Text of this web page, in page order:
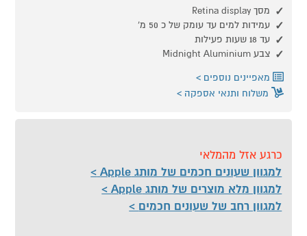
מסך Retina display
עמידות למים עד עומק של כ 50 מ'
עד 18 שעות פעילות
צבע Midnight Aluminium
מאפיינים נוספים
משלוח ותנאי אספקה
כרגע אזל מהמלאי
למגוון שעונים חכמים של מותג Apple
למגוון מלא מוצרים של מותג Apple
למגוון רחב של שעונים חכמים